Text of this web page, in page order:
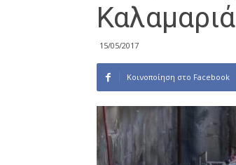
Καλαμαριά
15/05/2017
Κοινοποίηση στο Facebook